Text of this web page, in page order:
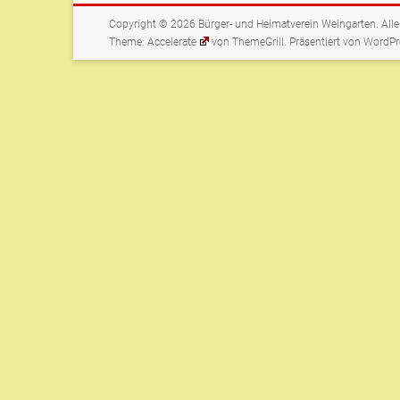
Copyright © 2026 Bürger- und Heimatverein Weingarten.
Theme: Accelerate von ThemeGrill. Präsentiert von